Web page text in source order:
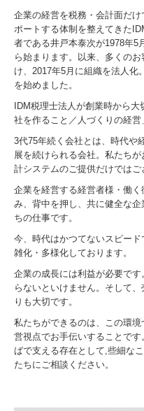
企業の経営を税務・会計面だ
ポートする体制を整えてきた
者である井戸本泰次が1978年5
ら始まります。以来、多くの
け、2017年5月に組織を法人化
を始めました。
IDM税理士法人が創業時から
社を作ること／人づくりの経営
3代75年続く会社とは、時代や
展を続けられる会社。私たち
計システムのご提供だけではご
企業を経営する経営者様・働
み、背中を押し、共に健全な
ちの仕事です。
今、時代はかつてないスピー
雑化・多様化しております。
企業の成長には利益が必要で
らないといけません。そして
りも大切です。
私たちができるのは、この環
営視点でお手伝いすることで
ばで支える存在として, 些細な
たちにご相談ください。